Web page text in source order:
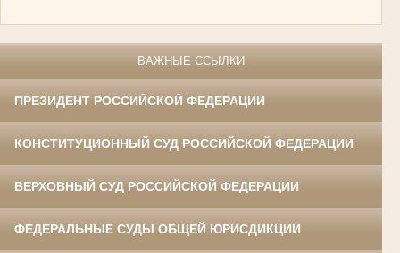
ВАЖНЫЕ ССЫЛКИ
ПРЕЗИДЕНТ РОССИЙСКОЙ ФЕДЕРАЦИИ
КОНСТИТУЦИОННЫЙ СУД РОССИЙСКОЙ ФЕДЕРАЦИИ
ВЕРХОВНЫЙ СУД РОССИЙСКОЙ ФЕДЕРАЦИИ
ФЕДЕРАЛЬНЫЕ СУДЫ ОБЩЕЙ ЮРИСДИКЦИИ